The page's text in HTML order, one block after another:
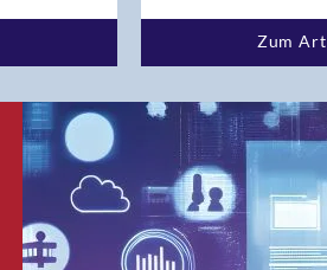
Bolligen
Bonaduz
Bonstetten
Bottighofen
Bremgarten bei Bern
Zum